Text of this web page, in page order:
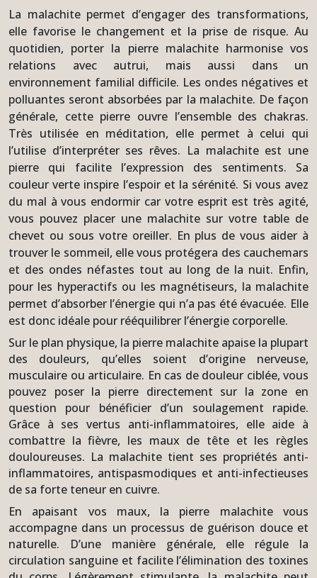
La malachite permet d’engager des transformations,
elle favorise le changement et la prise de risque. Au
quotidien, porter la pierre malachite harmonise vos
relations avec autrui, mais aussi dans un
environnement familial difficile. Les ondes négatives et
polluantes seront absorbées par la malachite. De façon
générale, cette pierre ouvre l’ensemble des chakras.
Très utilisée en méditation, elle permet à celui qui
l’utilise d’interpréter ses rêves. La malachite est une
pierre qui facilite l’expression des sentiments. Sa
couleur verte inspire l’espoir et la sérénité. Si vous avez
du mal à vous endormir car votre esprit est très agité,
vous pouvez placer une malachite sur votre table de
chevet ou sous votre oreiller. En plus de vous aider à
trouver le sommeil, elle vous protégera des cauchemars
et des ondes néfastes tout au long de la nuit. Enfin,
pour les hyperactifs ou les magnétiseurs, la malachite
permet d’absorber l’énergie qui n’a pas été évacuée. Elle
est donc idéale pour rééquilibrer l’énergie corporelle.
Sur le plan physique, la pierre malachite apaise la plupart
des douleurs, qu’elles soient d’origine nerveuse,
musculaire ou articulaire. En cas de douleur ciblée, vous
pouvez poser la pierre directement sur la zone en
question pour bénéficier d’un soulagement rapide.
Grâce à ses vertus anti-inflammatoires, elle aide à
combattre la fièvre, les maux de tête et les règles
douloureuses. La malachite tient ses propriétés anti-
inflammatoires, antispasmodiques et anti-infectieuses
de sa forte teneur en cuivre.
En apaisant vos maux, la pierre malachite vous
accompagne dans un processus de guérison douce et
naturelle. D’une manière générale, elle régule la
circulation sanguine et facilite l’élimination des toxines